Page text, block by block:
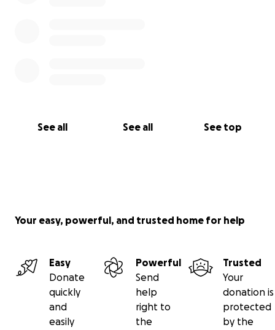
See all See all See top
Your easy, powerful, and trusted home for help
Easy
Donate
quickly
and
easily
Powerful
Send
help
right to
the
Trusted
Your
donation is
protected
by the